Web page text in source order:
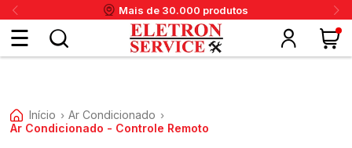
Mais de 30.000 produtos
Início › Ar Condicionado ›
Ar Condicionado - Controle Remoto